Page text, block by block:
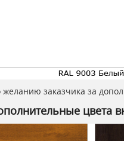
желанию заказчика за
цвета